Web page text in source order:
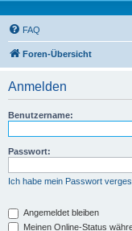
FAQ
Foren-Übersicht
Anmelden
Benutzername:
Passwort:
Ich habe mein Passwort
Angemeldet bleiben
Meinen Online-Status